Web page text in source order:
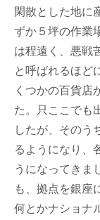
閑散とした地に
ずか５坪の作業
は程遠く、悪戦
と呼ばれるほど
くつかの百貨店
た。只ここでも
したが、そのう
るようになり、
うになってきま
も、拠点を銀座
何とかナショナ